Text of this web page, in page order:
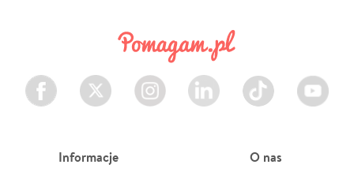
Facebook Twitter Instagram LinkedIn TikTok Youtube
Informacje O nas